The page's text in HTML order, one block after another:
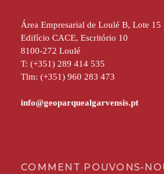
Área Empresarial de Loulé B, Lote 15
Edifício CACE, Escritório 10
8100-272 Loulé
T: (+351) 289 414 535
Tlm: (+351) 960 283 473
COMMENT POUVONS-